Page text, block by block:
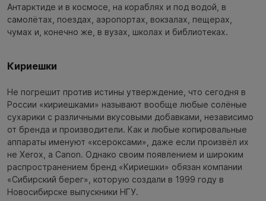
Антарктиде и в космосе, на кораблях и под водой, в
самолётах, поездах, аэропортах, вокзалах, пещерах,
чумах и, конечно же, в вузах, школах и библиотеках.
Кириешки
Не погрешит против истины утверждение, что сегодня в
России «кириешками» называют вообще любые солёные
сухарики с различными вкусовыми добавками, независимо
от бренда и производители. Как и любые копировальные
аппараты именуют «ксероксами», даже если произвёл их
не Xerox, а Canon. Однако своим появлением и широким
распространением бренд «Кириешки» обязан компании
«Сибирский берег», которую создали в 1999 году в
Новосибирске выпускники НГУ.